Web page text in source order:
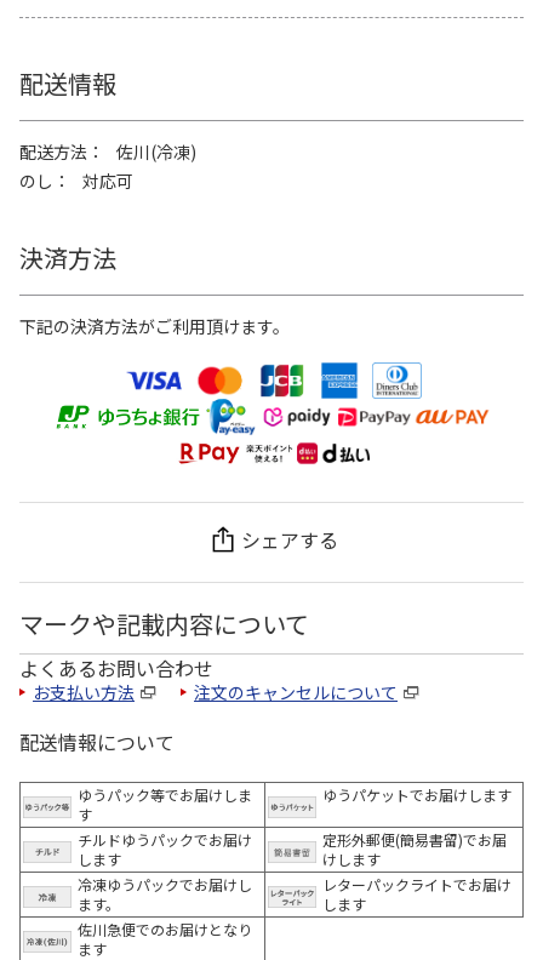
配送情報
配送方法
佐川(冷凍)
のし
対応可
決済方法
下記の決済方法がご利用頂けます。
シェアする
マークや記載内容について
よくあるお問い合わせ
お支払い方法 注文のキャンセルについて
配送情報について
ゆうパック等でお届けしま
す
ゆうパケットでお届けします
チルドゆうパックでお届け
します
定形外郵便(簡易書留)でお届
けします
冷凍ゆうパックでお届けし
ます。
レターパックライトでお届け
します
佐川急便でのお届けとなり
ます